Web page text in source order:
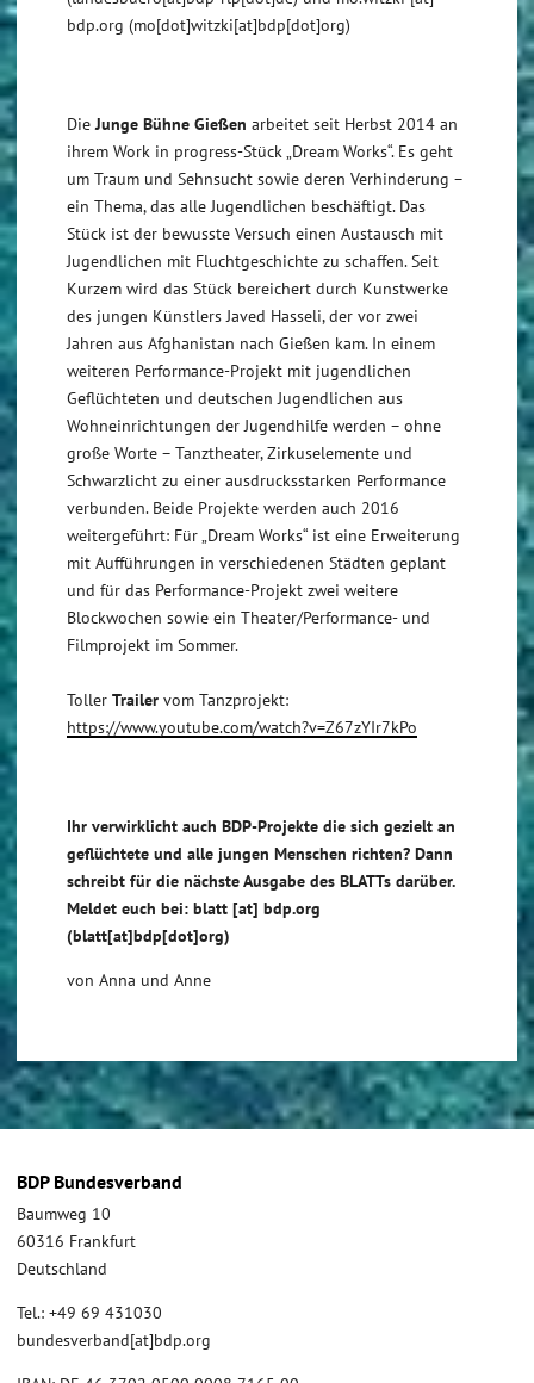
bdp.org (mo[dot]witzki[at]bdp[dot]org)
DieJunge Bühne Gießen arbeitet seit Herbst 2014 an
ihrem Work in progress-Stück „Dream Works“. Es geht
um Traum und Sehnsucht sowie deren Verhinderung –
ein Thema, das alle Jugendlichen beschäftigt. Das
Stück ist der bewusste Versuch einen Austausch mit
Jugendlichen mit Fluchtgeschichte zu schaffen. Seit
Kurzem wird das Stück bereichert durch Kunstwerke
des jungen Künstlers Javed Hasseli, der vor zwei
Jahren aus Afghanistan nach Gießen kam. In einem
weiteren Performance-Projekt mit jugendlichen
Geflüchteten und deutschen Jugendlichen aus
Wohneinrichtungen der Jugendhilfe werden – ohne
große Worte – Tanztheater, Zirkuselemente und
Schwarzlicht zu einer ausdrucksstarken Performance
verbunden. Beide Projekte werden auch 2016
weitergeführt: Für „Dream Works“ ist eine Erweiterung
mit Aufführungen in verschiedenen Städten geplant
und für das Performance-Projekt zwei weitere
Blockwochen sowie ein Theater/Performance- und
Filmprojekt im Sommer.
Toller Trailer vom Tanzprojekt:
https://www.youtube.com/watch?v=Z67zYIr7kPo
Ihr verwirklicht auch BDP-Projekte die sich gezielt an
geflüchtete und alle jungen Menschen richten? Dann
schreibt für die nächste Ausgabe des BLATTs darüber.
Meldet euch bei: blatt [at] bdp.org
(blatt[at]bdp[dot]org)
von Anna und Anne
BDP Bundesverband
Baumweg 10
60316 Frankfurt
Deutschland
Tel.: +49 69 431030
bundesverband[at]bdp.org